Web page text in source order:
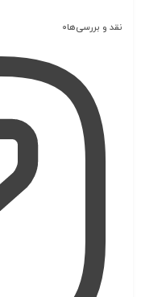
نقد و بررسی‌ها0